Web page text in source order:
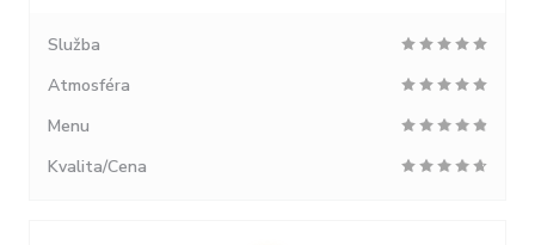
Služba
Atmosféra
Menu
Kvalita/Cena